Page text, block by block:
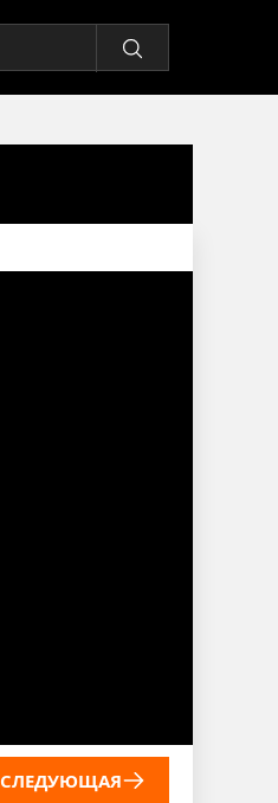
СЛЕДУЮЩАЯ